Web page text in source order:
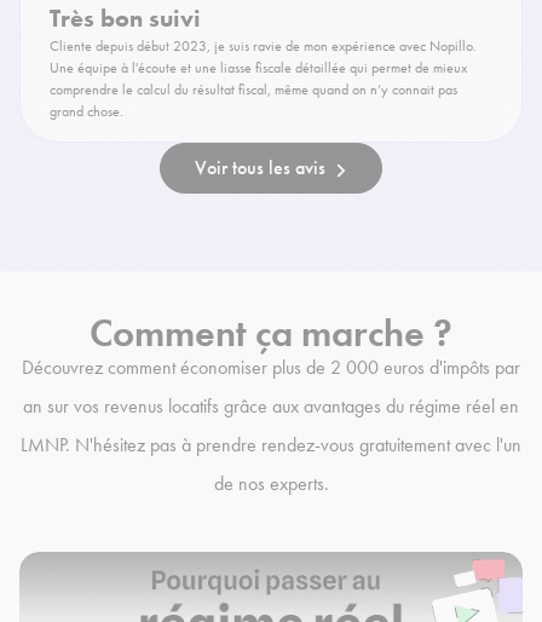
Très bon suivi
Cliente depuis début 2023, je suis ravie de mon expérience avec Nopillo.
Une équipe à l'écoute et une liasse fiscale détaillée qui permet de mieux
comprendre le calcul du résultat fiscal, même quand on n’y connait pas
grand chose.
Voir tous les avis
Comment ça marche ?
Découvrez comment économiser plus de 2 000 euros d'impôts par
an sur vos revenus locatifs grâce aux avantages du régime réel en
LMNP. N'hésitez pas à prendre rendez-vous gratuitement avec l'un
de nos experts.
Play Video